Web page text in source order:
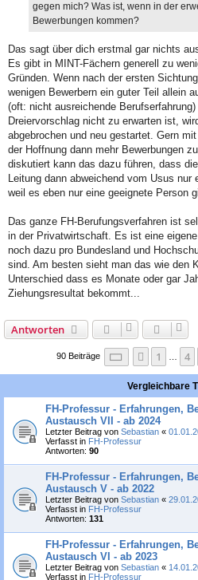
gegen mich? Was ist, wenn in der
Bewerbungen kommen?
Das sagt über dich erstmal gar nichts
Es gibt in MINT-Fächern generell zu
Gründen. Wenn nach der ersten
wenigen Bewerbern ein guter Teil allein
(oft: nicht ausreichende
Dreiervorschlag nicht zu erwarten ist,
abgebrochen und neu gestartet. Gern
der Hoffnung dann mehr Bewerbungen
diskutiert kann das dazu führen, dass
Leitung dann abweichend vom Usus
weil es eben nur eine geeignete Person
Das ganze FH-Berufungsverfahren ist
in der Privatwirtschaft. Es ist eine
noch dazu pro Bundesland und
sind. Am besten sieht man das wie den
Unterschied dass es Monate oder gar
Ziehungsresultat bekommt...
Antworten
90 Beiträge Seite von 9
Vorherige
1 4
Vergleichbare
FH-Professur - Erfahrungen,
Austausch VII - ab 2024
Letzter Beitrag von Sebastian «
Verfasst in FH-Professur
Antworten: 90
FH-Professur - Erfahrungen,
Austausch V - ab 2022
Letzter Beitrag von Sebastian «
Verfasst in FH-Professur
Antworten: 131
FH-Professur - Erfahrungen,
Austausch VI - ab 2023
Letzter Beitrag von Sebastian «
Verfasst in FH-Professur